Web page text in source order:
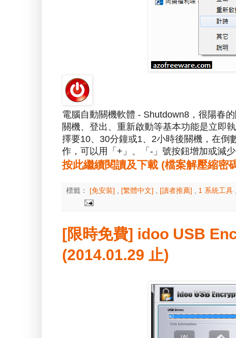
電腦自動關機軟體 - Shutdown8，很陽春
關機、登出、重新啟動等基本功能是立即
擇要10、30分鐘或1、2小時後關機，在倒
作，可以用「+」、「-」號按鈕增加或減
按此繼續閱讀及下載 (檔案解壓縮密
標籤： [免安裝] [繁體中文] [讀者推薦] 1 系統工具
[限時免費] idoo USB
(2014.01.29 止)